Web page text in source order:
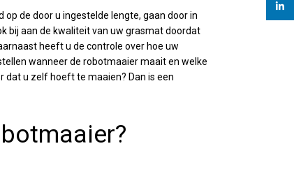
de door u ingestelde lengte, gaan door in
bij aan de kwaliteit van uw grasmat doordat
heeft u de controle over hoe uw
wanneer de robotmaaier maait en welke
dat u zelf hoeft te maaien? Dan is een